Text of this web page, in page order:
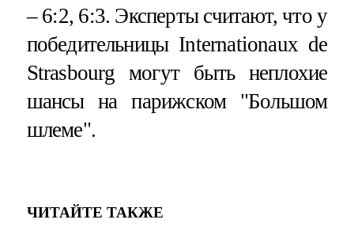
– 6:2, 6:3. Эксперты считают, что у
победительницы Internationaux de
Strasbourg могут быть неплохие
шансы на парижском "Большом
шлеме".
ЧИТАЙТЕ ТАКЖЕ